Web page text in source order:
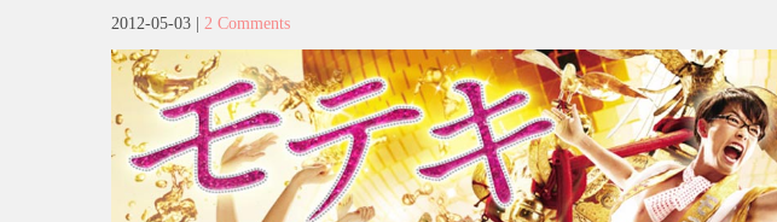
2012-05-03 2 Comments